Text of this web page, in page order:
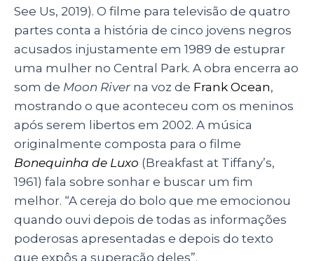
See Us, 2019). O filme para televisão de quatro
partes conta a história de cinco jovens negros
acusados injustamente em 1989 de estuprar
uma mulher no Central Park. A obra encerra ao
som de Moon River na voz de Frank Ocean,
mostrando o que aconteceu com os meninos
após serem libertos em 2002. A música
originalmente composta para o filme
Bonequinha de Luxo (Breakfast at Tiffany’s,
1961) fala sobre sonhar e buscar um fim
melhor. “A cereja do bolo que me emocionou
quando ouvi depois de todas as informações
poderosas apresentadas e depois do texto
que expôs a superação deles”.